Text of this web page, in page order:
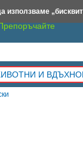
И
използваме